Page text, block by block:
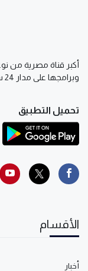
أكبر قناة مصرية من
وبرامجها على مدار 24 ساعة
تحميل التطبيق
الأقسام
أخبار